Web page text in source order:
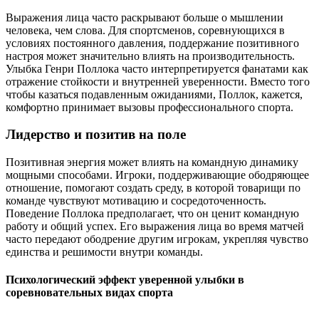
Выражения лица часто раскрывают больше о мышлении
человека, чем слова. Для спортсменов, соревнующихся в
условиях постоянного давления, поддержание позитивного
настроя может значительно влиять на производительность.
Улыбка Генри Поллока часто интерпретируется фанатами как
отражение стойкости и внутренней уверенности. Вместо того
чтобы казаться подавленным ожиданиями, Поллок, кажется,
комфортно принимает вызовы профессионального спорта.
Лидерство и позитив на поле
Позитивная энергия может влиять на командную динамику
мощными способами. Игроки, поддерживающие ободряющее
отношение, помогают создать среду, в которой товарищи по
команде чувствуют мотивацию и сосредоточенность.
Поведение Поллока предполагает, что он ценит командную
работу и общий успех. Его выражения лица во время матчей
часто передают ободрение другим игрокам, укрепляя чувство
единства и решимости внутри команды.
Психологический эффект уверенной улыбки в
соревновательных видах спорта